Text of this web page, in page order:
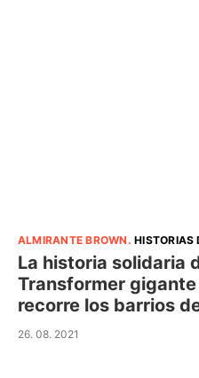
ALMIRANTE BROWN .HISTORIAS
La historia solidaria
Transformer
recorre los barrios
26. 08. 2021